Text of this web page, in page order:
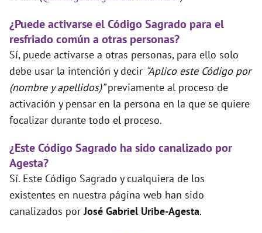
¿Puede activarse el Código Sagrado para el
resfriado común a otras personas?
Sí, puede activarse a otras personas, para ello solo
debe usar la intención y decir “Aplico este Código por
(nombre y apellidos)”previamente al proceso de
activación y pensar en la persona en la que se quiere
focalizar durante todo el proceso.
¿Este Código Sagrado ha sido canalizado por
Agesta?
Sí. Este Código Sagrado y cualquiera de los
existentes en nuestra página web han sido
canalizados porJosé Gabriel Uribe-Agesta.